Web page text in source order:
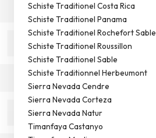
Schiste Traditionel Costa Rica
Schiste Traditionel Panama
Schiste Traditionel Rochefort Sable
Schiste Traditionel Roussillon
Schiste Traditionel Sable
Schiste Traditionnel Herbeumont
Sierra Nevada Cendre
Sierra Nevada Corteza
Sierra Nevada Natur
Timanfaya Castanyo